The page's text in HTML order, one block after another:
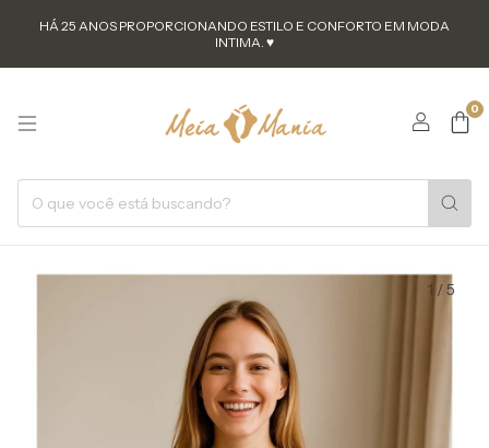
HÁ 25 ANOS PROPORCIONANDO ESTILO E CONFORTO EM MODA
INTIMA. ♥
0
1 / 5